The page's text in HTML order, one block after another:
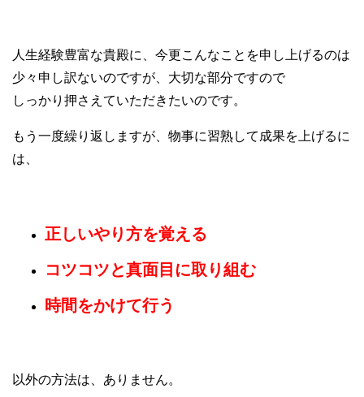
人生経験豊富な貴殿に、今更こんなことを申し上げるのは
少々申し訳ないのですが、大切な部分ですので
しっかり押さえていただきたいのです。
もう一度繰り返しますが、物事に習熟して成果を上げるに
は、
正しいやり方を覚える
コツコツと真面目に取り組む
時間をかけて行う
以外の方法は、ありません。